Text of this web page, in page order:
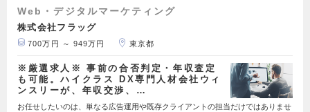
Web・デジタルマーケティング
株式会社フラッグ
700万円 ～ 949万円 東京都
※厳選求人※ 事前の合否判定・年収査定
も可能。ハイクラス DX専門人材会社ウィ
ンスリーが、年収交渉、…
お任せしたいのは、単なる広告運用や既存クライアントの担当だけではありませ